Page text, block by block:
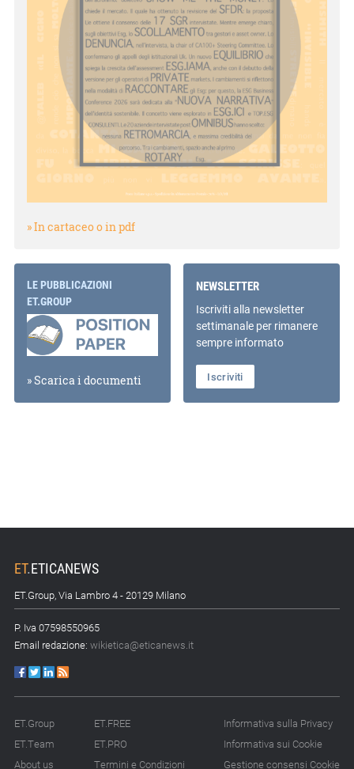
» In cartaceo o in pdf
LE PUBBLICAZIONI
ET.GROUP
» Scarica i documenti
NEWSLETTER
Iscriviti alla newsletter
settimanale per rimanere
sempre informato
Iscriviti
ET.ETICANEWS
ET.Group, Via Lambro 4 - 20129 Milano
P. Iva 07598550965
Email redazione: wikietica@eticanews.it
ET.Group
ET.Team
About us
ET.FREE
ET.PRO
Termini e Condizioni
Informativa sulla Privacy
Informativa sui Cookie
Gestione consensi Cookie